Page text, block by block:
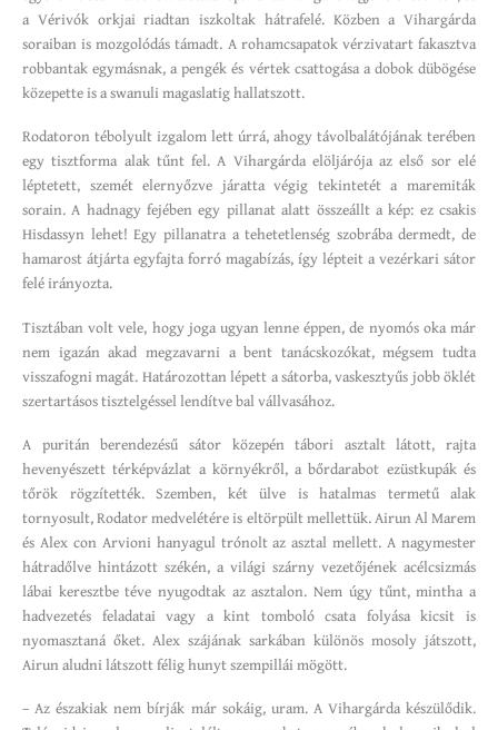
a Vérivók orkjai riadtan iszkoltak hátrafelé. Közben a Vihargárda
soraiban is mozgolódás támadt. A rohamcsapatok vérzivatart fakasztva
robbantak egymásnak, a pengék és vértek csattogása a dobok dübögése
közepette is a swanuli magaslatig hallatszott.
Rodatoron tébolyult izgalom lett úrrá, ahogy távolbalátójának terében
egy tisztforma alak tűnt fel. A Vihargárda elöljárója az első sor elé
léptetett, szemét elernyőzve járatta végig tekintetét a maremiták
sorain. A hadnagy fejében egy pillanat alatt összeállt a kép: ez csakis
Hisdassyn lehet! Egy pillanatra a tehetetlenség szobrába dermedt, de
hamarost átjárta egyfajta forró magabízás, így lépteit a vezérkari sátor
felé irányozta.
Tisztában volt vele, hogy joga ugyan lenne éppen, de nyomós oka már
nem igazán akad megzavarni a bent tanácskozókat, mégsem tudta
visszafogni magát. Határozottan lépett a sátorba, vaskesztyűs jobb öklét
szertartásos tisztelgéssel lendítve bal vállvasához.
A puritán berendezésű sátor közepén tábori asztalt látott, rajta
hevenyészett térképvázlat a környékről, a bőrdarabot ezüstkupák és
tőrök rögzítették. Szemben, két ülve is hatalmas termetű alak
tornyosult, Rodator medvelétére is eltörpült mellettük. Airun Al Marem
és Alex con Arvioni hanyagul trónolt az asztal mellett. A nagymester
hátradőlve hintázott székén, a világi szárny vezetőjének acélcsizmás
lábai keresztbe téve nyugodtak az asztalon. Nem úgy tűnt, mintha a
hadvezetés feladatai vagy a kint tomboló csata folyása kicsit is
nyomasztaná őket. Alex szájának sarkában különös mosoly játszott,
Airun aludni látszott félig hunyt szempillái mögött.
– Az északiak nem bírják már sokáig, uram. A Vihar­gárda készülődik.